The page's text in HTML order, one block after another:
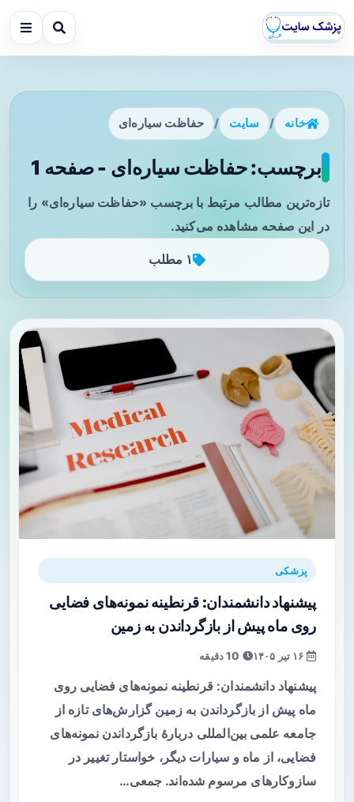
خانه / سایت / حفاظت سیاره‌ای
برچسب: حفاظت سیاره‌ای - صفحه 1
تازه‌ترین مطالب مرتبط با برچسب «حفاظت سیاره‌ای» را
در این صفحه مشاهده می‌کنید.
۱ مطلب
پزشکی
پیشنهاد دانشمندان: قرنطینه نمونه‌های فضایی
روی ماه پیش از بازگرداندن به زمین
پیشنهاد دانشمندان: قرنطینه نمونه‌های فضایی روی
ماه پیش از بازگرداندن به زمین گزارش‌های تازه از
جامعه علمی بین‌المللی دربارهٔ بازگرداندن نمونه‌های
فضایی، از ماه و سیارات دیگر، خواستار تغییر در
سازوکارهای مرسوم شده‌اند. جمعی…